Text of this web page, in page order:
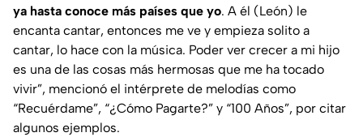
ya hasta conoce más países que yo. A él (León) le
encanta cantar, entonces me ve y empieza solito a
cantar, lo hace con la música. Poder ver crecer a mi hijo
es una de las cosas más hermosas que me ha tocado
vivir”, mencionó el intérprete de melodías como
“Recuérdame”, “¿Cómo Pagarte?” y “100 Años”, por citar
algunos ejemplos.